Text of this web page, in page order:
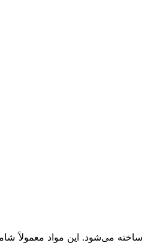
می‌شود. این مواد معمولاً